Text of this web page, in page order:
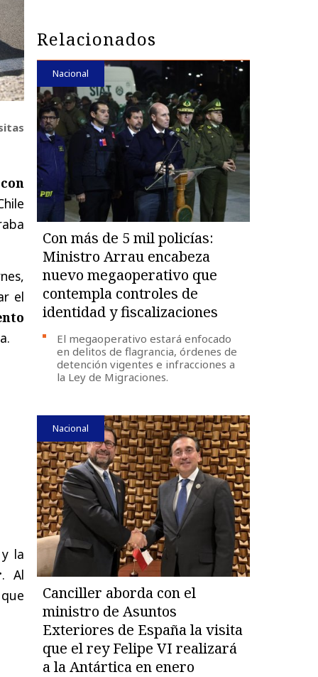
el
la
. Al
Relacionados
Nacional
Con más de 5 mil policías:
Ministro Arrau encabeza
nuevo megaoperativo que
contempla controles de
identidad y fiscalizaciones
El megaoperativo estará enfocado
en delitos de flagrancia, órdenes de
detención vigentes e infracciones a
la Ley de Migraciones.
Nacional
Canciller aborda con el
ministro de Asuntos
Exteriores de España la visita
que el rey Felipe VI realizará
a la Antártica en enero